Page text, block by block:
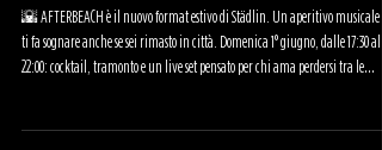
sognare anche in città
🌇 AFTERBEACH è il nuovo format estivo di Städlin. Un aperitivo musicale
vibrazioni buone. Prenota ora il tuo posto nel garden.